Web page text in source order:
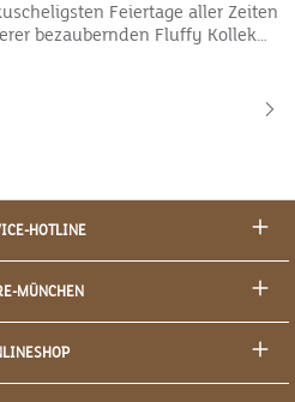
Feiertage aller Zeiten
bezaubernden Fluffy Kollek…
HOTLINE
MÜNCHEN